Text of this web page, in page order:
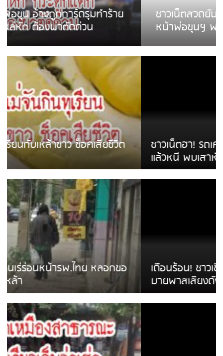
ชาวเน็ตสวดยับ! พบพม่าเร่ขายพวงมาลัย
หน้าพ่อขุนฯ พอไม่ซื้อเดินตาม
ชาวเน็ตฮา! รถเครื่องแม่สายชนป้ายร้านโลงศพ
แล้วหนี พบเสาหัก เบรคหัก หวิดได้ใช้บริการ
เดือนร้อน! ชาวเชียงรายบ่นรถ Isuzu สีขาวซิ่ง
บายพาสเสียงดังสร้างความรำคาญ